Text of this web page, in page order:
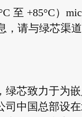
至 +85°C）
，请与绿芯渠
绿芯致力于为
中国总部设